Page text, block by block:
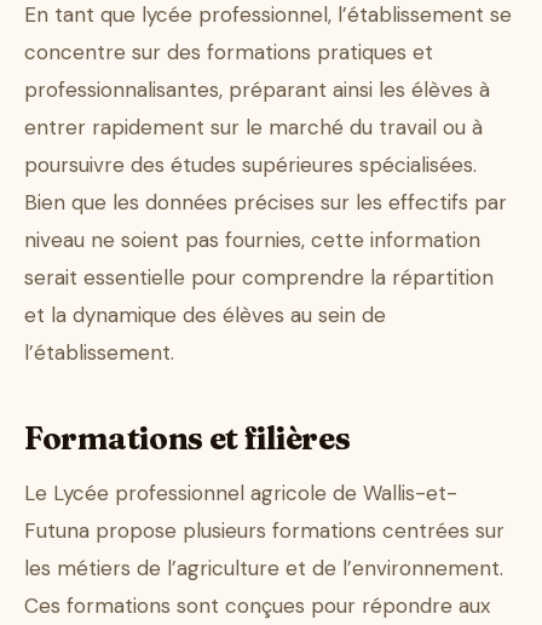
En tant que lycée professionnel, l’établissement se
concentre sur des formations pratiques et
professionnalisantes, préparant ainsi les élèves à
entrer rapidement sur le marché du travail ou à
poursuivre des études supérieures spécialisées.
Bien que les données précises sur les effectifs par
niveau ne soient pas fournies, cette information
serait essentielle pour comprendre la répartition
et la dynamique des élèves au sein de
l’établissement.
Formations et filières
Le Lycée professionnel agricole de Wallis-et-
Futuna propose plusieurs formations centrées sur
les métiers de l’agriculture et de l’environnement.
Ces formations sont conçues pour répondre aux